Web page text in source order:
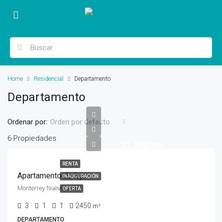
Home Residencial Departamento
Departamento
6 Propiedades
Ordenar por: Orden por defecto
RENTA
INAUGURACIÓN
OFERTA
Apartamento de lujo
Monterrey Nuevo Leon
3 1 1 2450 m²
DEPARTAMENTO